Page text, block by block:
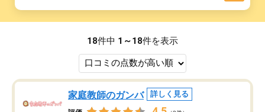
18件中 1～18件を表示
家庭教師のガンバ 詳しく見る